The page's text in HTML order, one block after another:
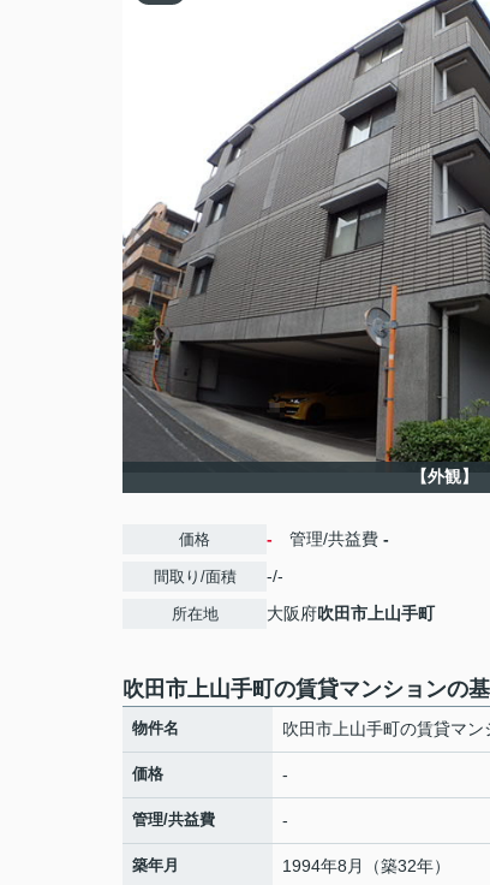
【外観】
価格 - 管理/共益費 -
間取り/面積 -/-
所在地 大阪府吹田市 上山手町
吹田市上山手町の賃貸マンションの
物件名 吹田市上山手町の賃貸マン
価格 -
管理/共益費 -
築年月 1994年8月（築32年）